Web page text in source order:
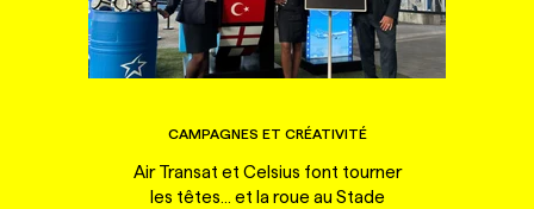
CAMPAGNES ET CRÉATIVITÉ
Air Transat et Celsius font tourner
les têtes... et la roue au Stade